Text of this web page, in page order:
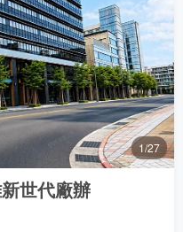
1/27
世代廠辦